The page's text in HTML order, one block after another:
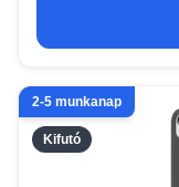
Kifutó
2-5 munkanap